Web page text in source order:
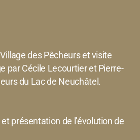
des Pêcheurs et visite
par Cécile Lecourtier et Pierre-
du Lac de Neuchâtel.
présentation de l’évolution de